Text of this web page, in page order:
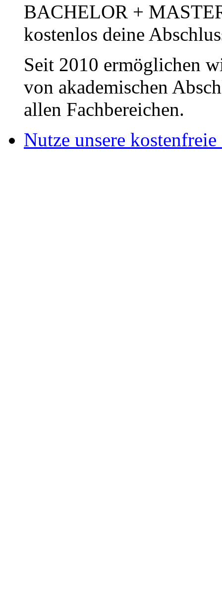
BACHELOR +
kostenlos deine
Seit 2010 ermöglichen
von akademischen
allen Fachbereichen.
Nutze unsere